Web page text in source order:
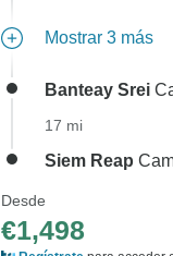
Mostrar 3 más
Banteay Srei
17 mi
Siem Reap
Desde
€1,498